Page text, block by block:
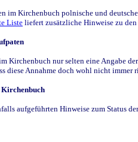
im Kirchenbuch polnische und
Liste liefert zusätzliche Hinweise zu
Kirchenbuch nur selten eine Angabe
diese Annahme doch wohl nicht immer
Kirchenbuch
aufgeführten Hinweise zum Status